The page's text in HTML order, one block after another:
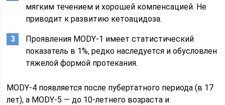
мягким течением и хорошей компенсацией. Не
приводит к развитию кетоацидоза.
Проявления MODY-1 имеет статистический
показатель в 1%, редко наследуется и обусловлен
тяжелой формой протекания.
MODY-4 появляется после пубертатного периода (в 17
лет), а MODY-5 — до 10-летнего возраста и